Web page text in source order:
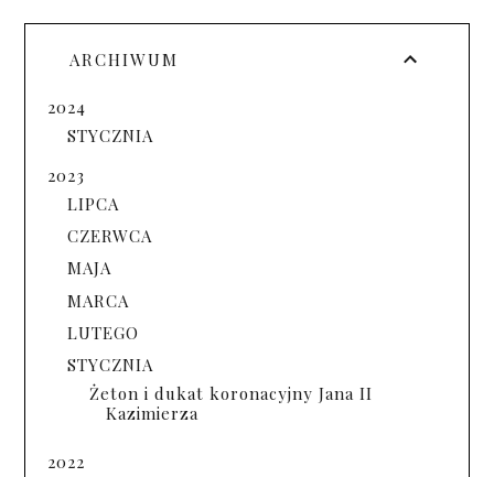
ARCHIWUM
2024
STYCZNIA
2023
LIPCA
CZERWCA
MAJA
MARCA
LUTEGO
STYCZNIA
Żeton i dukat koronacyjny Jana II
Kazimierza
2022